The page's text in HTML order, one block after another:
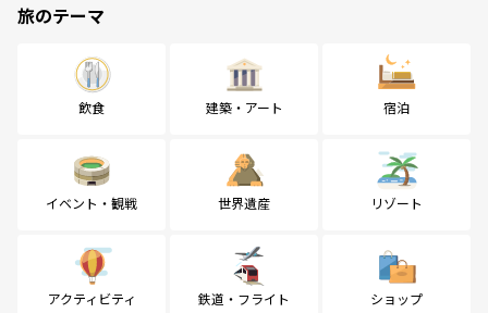
旅のテーマ
飲食 建築・アート 宿泊
イベント・観戦 世界遺産 リゾート
アクティビティ 鉄道・フライト ショップ